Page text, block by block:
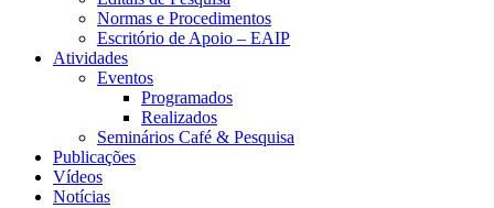
Normas e Procedimentos
Escritório de Apoio – EAIP
Atividades
Eventos
Programados
Realizados
Seminários Café & Pesquisa
Publicações
Vídeos
Notícias